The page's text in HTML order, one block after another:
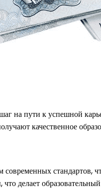
на пути к успешной
качественное
современных
делает